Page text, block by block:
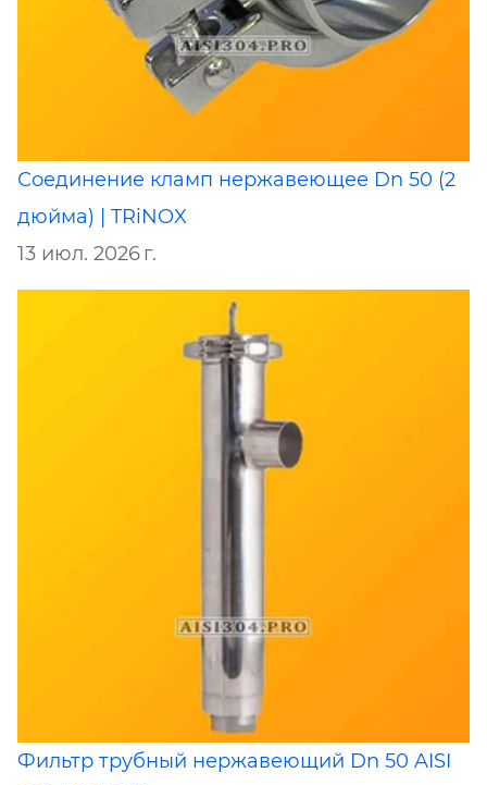
Соединение кламп нержавеющее Dn 50 (2
дюйма) | TRiNOX
13 июл. 2026 г.
Фильтр трубный нержавеющий Dn 50 AISI